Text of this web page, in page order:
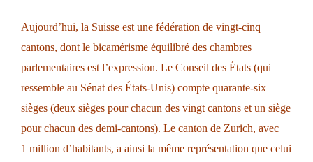
Aujourd’hui, la Suisse est une fédération de vingt-cinq
cantons, dont le bicamérisme équilibré des chambres
parlementaires est l’expression. Le Conseil des États (qui
ressemble au Sénat des États-Unis) compte quarante-six
sièges (deux sièges pour chacun des vingt cantons et un siège
pour chacun des demi-cantons). Le canton de Zurich, avec
1 million d’habitants, a ainsi la même représentation que celui